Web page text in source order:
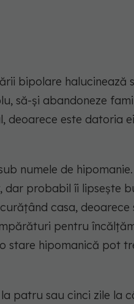
bipolare halucinează
să-și abandoneze
deoarece este datoria
numele de hipomanie.
dar probabil îi lipsește
casa, deoarece
pentru
stare hipomanică pot
patru sau cinci zile la